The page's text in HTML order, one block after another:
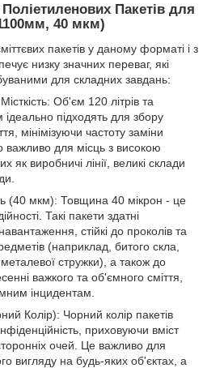
Пакетів для
40 мкм)
пакетів у даному форматі і з
низку значних переваг, які
для складних завдань:
Об'єм 120 літрів та
підходять для збору
мінімізуючи частоту заміни
важливо для місць з високою
як виробничі лінії, великі склади
(40 мкм): Товщина 40 мікрон - це
Такі пакети здатні
стійкі до проколів та
(наприклад, битого скла,
стружки), а також до
важкого та об'ємного сміття,
інцидентам.
Колір): Чорний колір пакетів
приховуючи вміст
очей. Це важливо для
вигляду на будь-яких об'єктах, а